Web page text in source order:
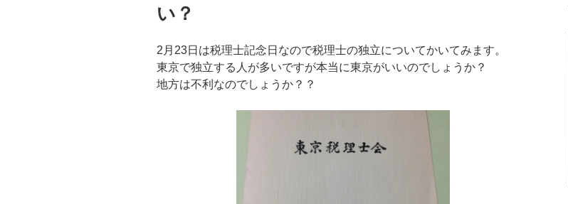
い？
2月23日は税理士記念日なので税理士の独立についてかいてみます。
東京で独立する人が多いですが本当に東京がいいのでしょうか？
地方は不利なのでしょうか？？